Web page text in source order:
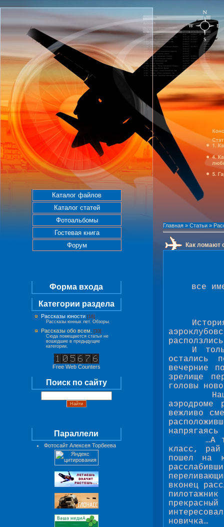
Каталог файлов
Каталог статей
Фотоальбомы
Гостевая книга
Форум
Форма входа
Категории раздела
Рассказы юности [16]
Рассказы юнных лет. Обзоры.
Рассказы обо всем.
[33]
Сюда помещаются статьи не
вошедшие в предыдущие
категории.
Free Web Counters
Поиск по сайту
Параллели
Фотосайт Алексея Торбеева
Главная » Статьи »
Как ломают
все
И
остались
вечерние
зрелище
головы
аэродроме
вежливо
…А
класс,
пошел на
вконец
новичка…